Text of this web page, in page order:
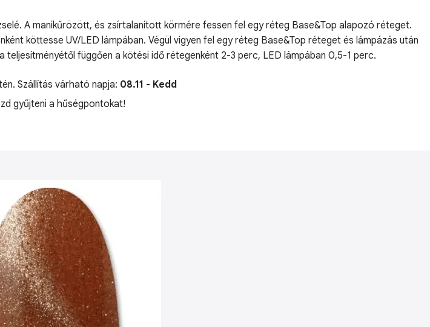
A manikűrözött, és zsírtalanított körmére fessen fel egy réteg Base&Top alapozó réteget.
köttesse UV/LED lámpában. Végül vigyen fel egy réteg Base&Top réteget és lámpázás után
függően a kötési idő rétegenként 2-3 perc, LED lámpában 0,5-1 perc.
Szállítás várható napja: 08.11 - Kedd
gyűjteni a hűségpontokat!